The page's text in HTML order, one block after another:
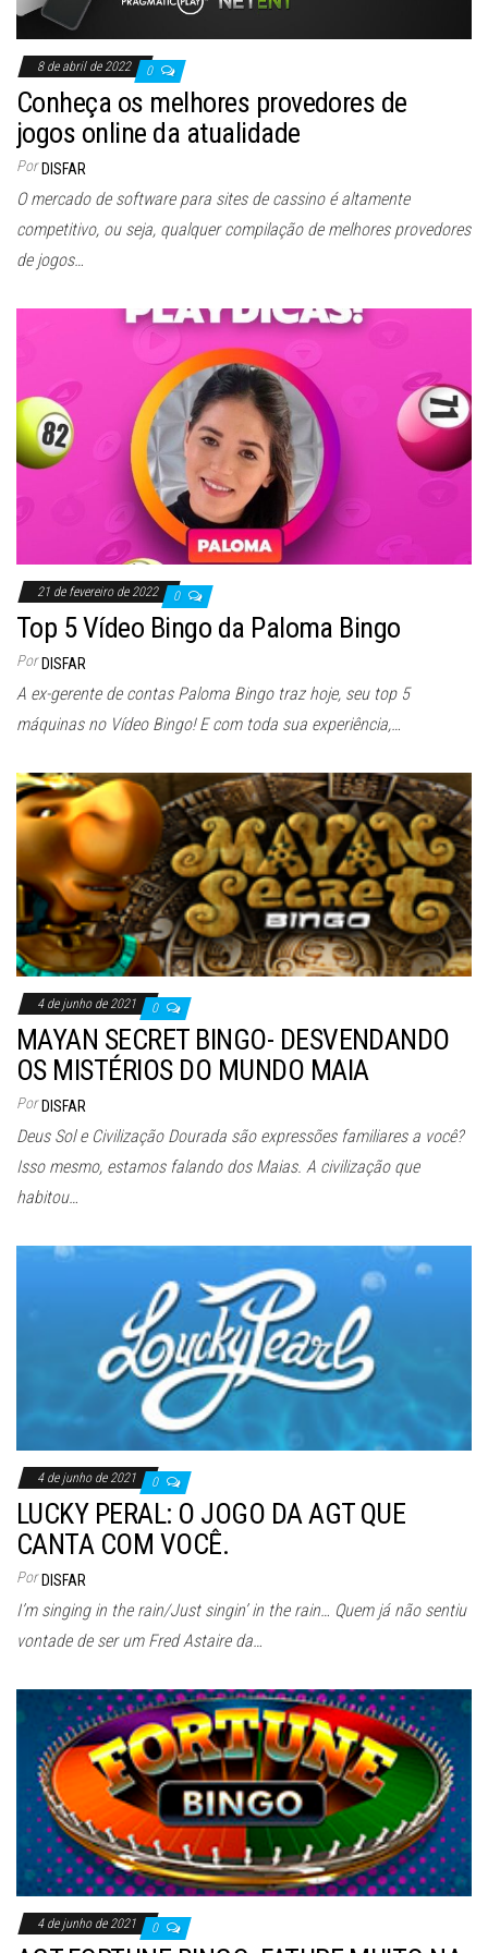
8 de abril de 2022 0
Conheça os melhores provedores de
jogos online da atualidade
Por DISFAR
O mercado de software para sites de cassino é altamente
competitivo, ou seja, qualquer compilação de melhores provedores
de jogos…
21 de fevereiro de 2022 0
Top 5 Vídeo Bingo da Paloma Bingo
Por DISFAR
A ex-gerente de contas Paloma Bingo traz hoje, seu top 5
máquinas no Vídeo Bingo! E com toda sua experiência,…
4 de junho de 2021 0
MAYAN SECRET BINGO- DESVENDANDO
OS MISTÉRIOS DO MUNDO MAIA
Por DISFAR
Deus Sol e Civilização Dourada são expressões familiares a você?
Isso mesmo, estamos falando dos Maias. A civilização que
habitou…
4 de junho de 2021 0
LUCKY PERAL: O JOGO DA AGT QUE
CANTA COM VOCÊ.
Por DISFAR
I’m singing in the rain/Just singin’ in the rain… Quem já não sentiu
vontade de ser um Fred Astaire da…
4 de junho de 2021 0